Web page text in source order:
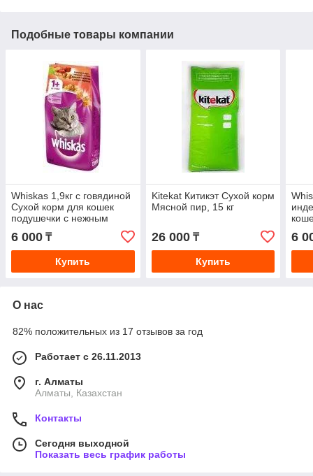
Подобные товары компании
Whiskas 1,9кг с говядиной
Сухой корм для кошек
подушечки с нежным
паштетом (Вискас)
6 000 ₸
Купить
Kitekat Китикэт Сухой корм
Мясной пир, 15 кг
26 000₸
Купить
6
О нас
82% положительных из 17 отзывов за год
Работает с 26.11.2013
г. Алматы
Алматы, Казахстан
Контакты
Сегодня выходной
Показать весь график работы